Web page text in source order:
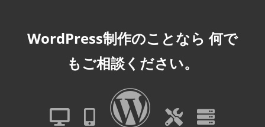
WordPress制作のことなら 何で
もご相談ください。